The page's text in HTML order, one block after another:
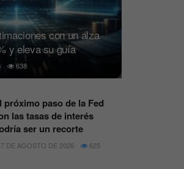
con un alza
y eleva su guía
638
próximo paso de la Fed
las tasas de interés
ser un recorte
DE AGOSTO DE 2026 625